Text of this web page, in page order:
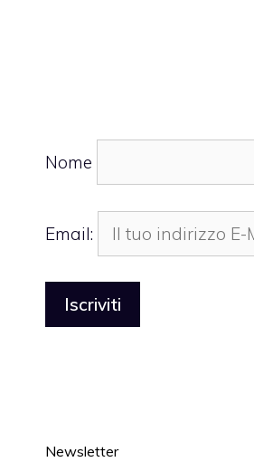
Nome
Email:
Newsletter